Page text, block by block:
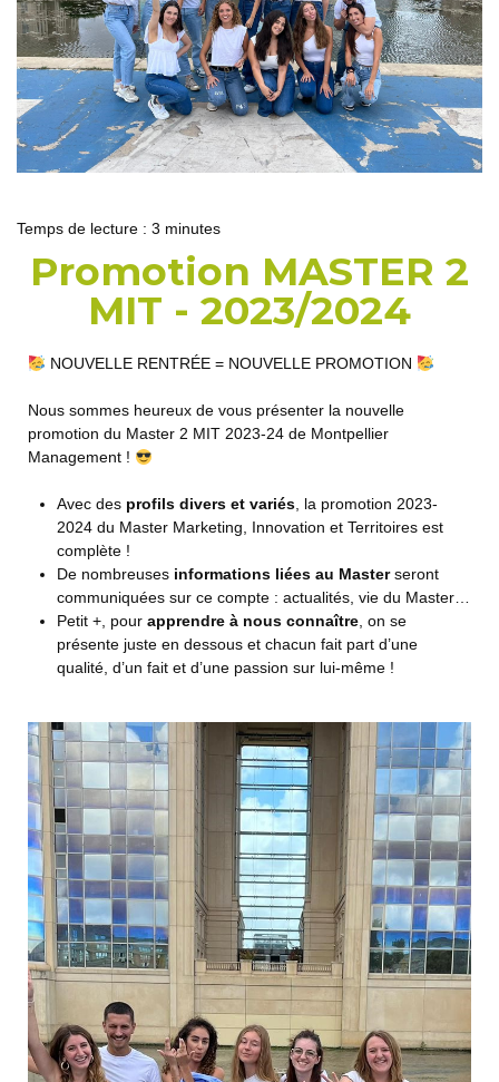
Temps de lecture : 3 minutes
Promotion MASTER 2
MIT - 2023/2024
NOUVELLE RENTRÉE = NOUVELLE PROMOTION
Nous sommes heureux de vous présenter la nouvelle
promotion du Master 2 MIT 2023-24 de Montpellier
Management !
Avec des profils divers et variés, la promotion 2023-
2024 du Master Marketing, Innovation et Territoires est
complète !
De nombreuses informations liées au Masterseront
communiquées sur ce compte : actualités, vie du Master…
Petit +, pour apprendre à nous connaître, on se
présente juste en dessous et chacun fait part d’une
qualité, d’un fait et d’une passion sur lui-même !